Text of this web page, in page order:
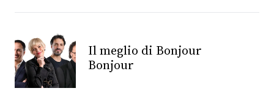
MONACO
RMC
CONSIGLIA
Il meglio di Bonjour
Bonjour